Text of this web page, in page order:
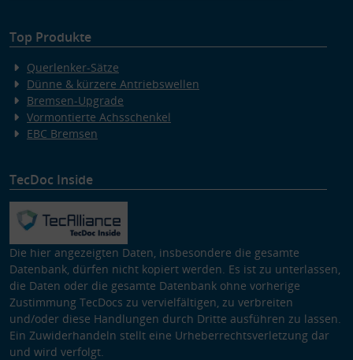
Top Produkte
Querlenker-Sätze
Dünne & kürzere Antriebswellen
Bremsen-Upgrade
Vormontierte Achsschenkel
EBC Bremsen
TecDoc Inside
Die hier angezeigten Daten, insbesondere die gesamte
Datenbank, dürfen nicht kopiert werden. Es ist zu unterlassen,
die Daten oder die gesamte Datenbank ohne vorherige
Zustimmung TecDocs zu vervielfältigen, zu verbreiten
und/oder diese Handlungen durch Dritte ausführen zu lassen.
Ein Zuwiderhandeln stellt eine Urheberrechtsverletzung dar
und wird verfolgt.